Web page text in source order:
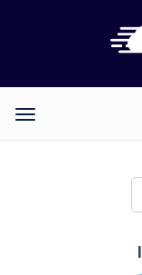
Categories